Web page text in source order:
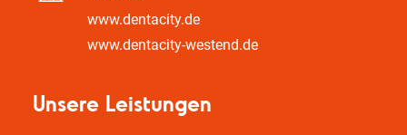
www.dentacity.de
www.dentacity-westend.de
Unsere Leistungen